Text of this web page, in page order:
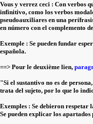
Vous y verrez ceci : Con verbos
infinitivo, como los verbos
pseudoauxiliares en una
en número con el complemento
Exemple : Se pueden fundar
española.
==> Pour le deuxième lien,
"Si el sustantivo no es de
trata del sujeto, por lo que lo
Exemples : Se debieron respetar
Se pueden explicar los